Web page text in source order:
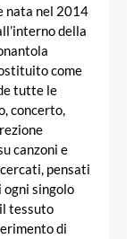
nata nel 2014
della
come
tutte le
concerto,
canzoni e
pensati
ogni singolo
tessuto
di